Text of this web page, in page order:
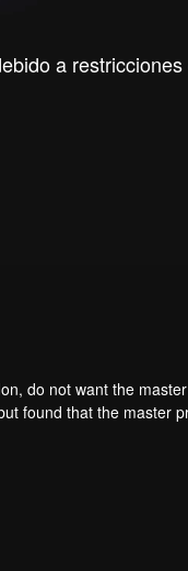
a
do not want the
found that the master
rose up against the